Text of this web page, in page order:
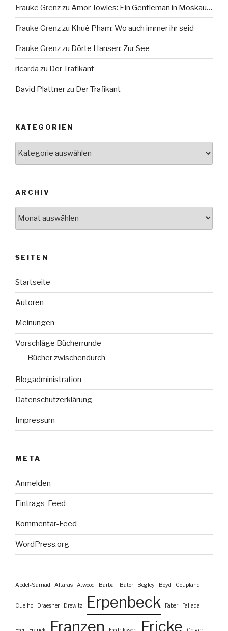
Frauke Grenzzu Amor Towles: Ein Gentleman in Moskau…
Frauke Grenzzu Khuê Pham: Wo auch immer ihr seid
Frauke Grenzzu Dörte Hansen: Zur See
ricarda zu Der Trafikant
David Plattnerzu Der Trafikant
KATEGORIEN
ARCHIV
SEITEN
Startseite
Autoren
Meinungen
Vorschläge Bücherrunde
Bücher zwischendurch
Blogadministration
Datenschutzerklärung
Impressum
META
Anmelden
Eintrags-Feed
Kommentar-Feed
WordPress.org
Abdel-Samad Altaras Atwood Barbal Bator Begley Boyd Coupland
Cuelho Draesner Drewitz Erpenbeck Faber Fallada
Franzen Fricke